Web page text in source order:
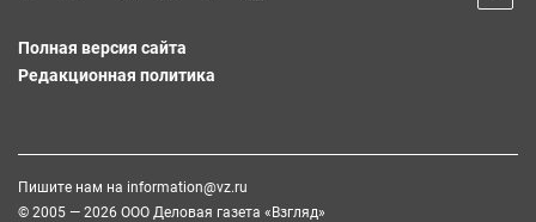
Полная версия сайта
Редакционная политика
Пишите нам на information@vz.ru
© 2005 — 2026 ООО Деловая газета «Взгляд»